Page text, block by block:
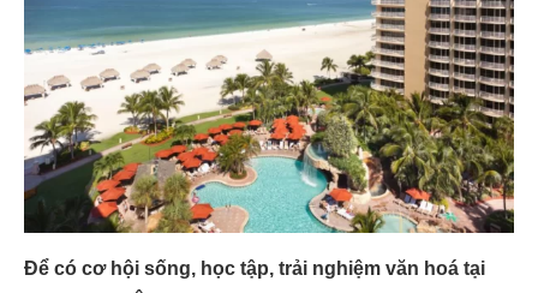
Để có cơ hội sống, học tập, trải nghiệm văn hoá tại